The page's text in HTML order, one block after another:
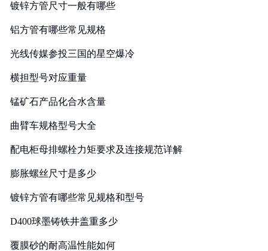
镀锌方管尺寸一般有哪些
铝方管有哪些常见规格
光线传媒参投三国的星空爆冷
横担型号对应重量
锰矿石产品化合水含量
曲臂车规格型号大全
配电柜母排螺栓力矩要求及连接规范详解
膨胀螺丝尺寸是多少
镀锌方管有哪些常见规格和型号
D400球墨铸铁井盖重多少
覆膜砂的耐高温性能如何